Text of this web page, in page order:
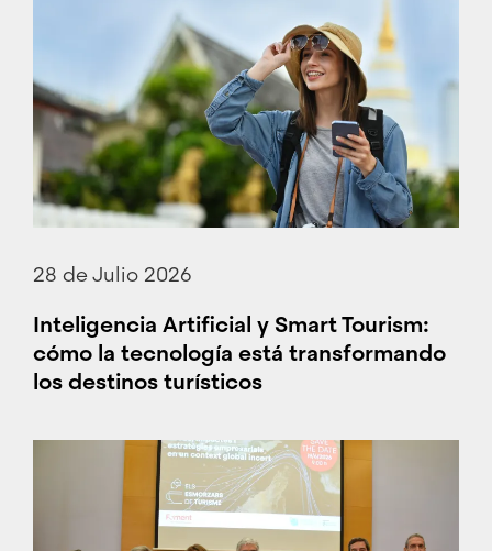
28 de Julio 2026
Inteligencia Artificial y Smart Tourism:
cómo la tecnología está transformando
los destinos turísticos